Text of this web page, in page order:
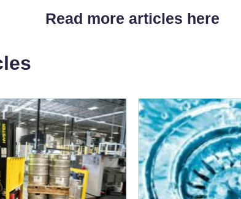
Read more articles here